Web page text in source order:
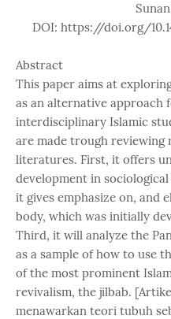
DOI: https://doi.org/
Abstract
This paper aims at
as an alternative approach
interdisciplinary Islamic
are made trough reviewing
literatures. First, it offers
development in
it gives emphasize on, and
body, which was initially
Third, it will analyze the
as a sample of how to use
of the most prominent
revivalism, the jilbab.
menawarkan teori tubuh